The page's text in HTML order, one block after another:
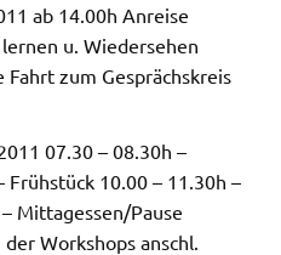
ab 14.00h Anreise
u. Wiedersehen
zum Gesprächskreis
07.30 – 08.30h –
10.00 – 11.30h –
Mittagessen/Pause
Workshops anschl.